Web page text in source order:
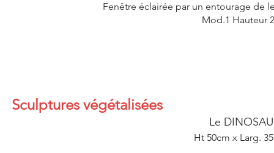
Fenêtre éclairée par un entourage de
Mod.1 Hauteur
Sculptures végétalisées
Le
Ht 50cm x Larg.